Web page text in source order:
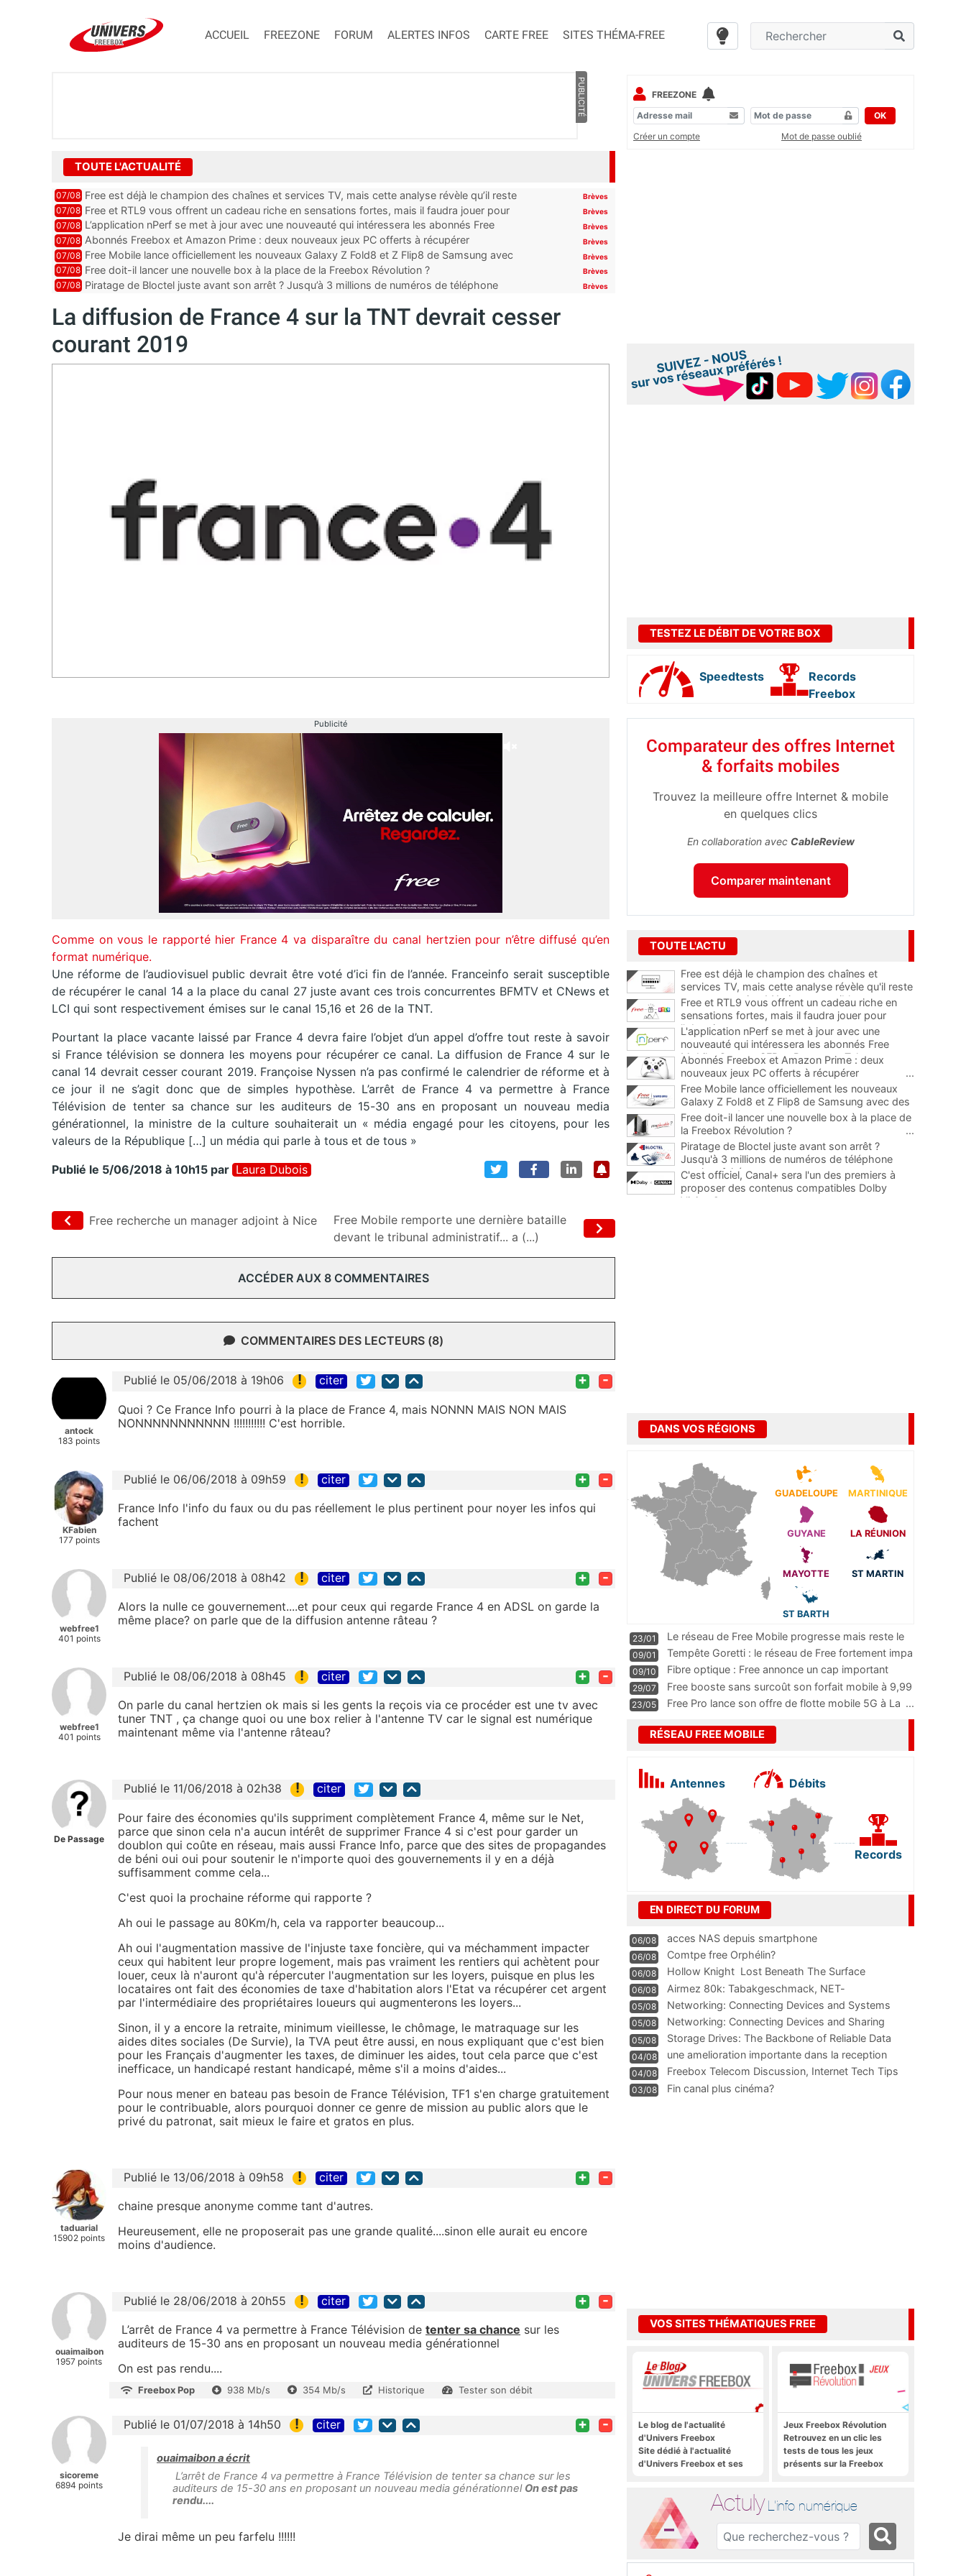
ACCUEIL FREEZONE FORUM ALERTES INFOS CARTE FREE SITES THÉMA-FREE
PUBLICITÉ
TOUTE L'ACTUALITÉ
07/08 Free est déjà le champion des chaînes et services TV, mais cette analyse révèle qu’il reste
encore au moin...
Brèves
07/08 Free et RTL9 vous offrent un cadeau riche en sensations fortes, mais il faudra jouer pour
l’obtenir
Brèves
07/08 L’application nPerf se met à jour avec une nouveauté qui intéressera les abonnés Free
Mobile, Orange, SFR ...
Brèves
07/08 Abonnés Freebox et Amazon Prime : deux nouveaux jeux PC offerts à récupérer Brèves
07/08 Free Mobile lance officiellement les nouveaux Galaxy Z Fold8 et Z Flip8 de Samsung avec
des promos et des cadeaux
Brèves
07/08 Free doit-il lancer une nouvelle box à la place de la Freebox Révolution ? Brèves
07/08 Piratage de Bloctel juste avant son arrêt ? Jusqu’à 3 millions de numéros de téléphone
Brèves
La diffusion de France 4 sur la TNT devrait cesser
courant 2019
Publicité
Comme on vous le rapporté hier France 4 va disparaître du canal hertzien pour n’être diffusé qu’en
format numérique.
Une réforme de l’audiovisuel public devrait être voté d’ici fin de l’année. Franceinfo serait susceptible
de récupérer le canal 14 a la place du canal 27 juste avant ces trois concurrentes BFMTV et CNews et
LCI qui sont respectivement émises sur le canal 15,16 et 26 de la TNT.
Pourtant la place vacante laissé par France 4 devra faire l’objet d’un appel d’offre tout reste à savoir
si France télévision se donnera les moyens pour récupérer ce canal. La diffusion de France 4 sur le
canal 14 devrait cesser courant 2019. Françoise Nyssen n’a pas confirmé le calendrier de réforme et à
ce jour il ne s’agit donc que de simples hypothèse. L’arrêt de France 4 va permettre à France
Télévision de tenter sa chance sur les auditeurs de 15-30 ans en proposant un nouveau media
générationnel, la ministre de la culture souhaiterait un « média engagé pour les citoyens, pour les
valeurs de la République […] un média qui parle à tous et de tous »
Publié le 5/06/2018 à 10h15 par Laura Dubois
Free recherche un manager adjoint à Nice
Free Mobile remporte une dernière bataille
devant le tribunal administratif... a (...)
ACCÉDER AUX 8 COMMENTAIRES
COMMENTAIRES DES LECTEURS (8)
antock
183 points
Publié le 05/06/2018 à 19h06 ! citer + -
Quoi ? Ce France Info pourri à la place de France 4, mais NONNN MAIS NON MAIS
NONNNNNNNNNNN !!!!!!!!!!! C'est horrible.
KFabien
177 points
Publié le 06/06/2018 à 09h59 ! citer + -
France Info l'info du faux ou du pas réellement le plus pertinent pour noyer les infos qui
fachent
webfree1
401 points
Publié le 08/06/2018 à 08h42 ! citer + -
Alors la nulle ce gouvernement....et pour ceux qui regarde France 4 en ADSL on garde la
même place? on parle que de la diffusion antenne râteau ?
webfree1
401 points
Publié le 08/06/2018 à 08h45 ! citer + -
On parle du canal hertzien ok mais si les gents la reçois via ce procéder est une tv avec
tuner TNT , ça change quoi ou une box relier à l'antenne TV car le signal est numérique
maintenant même via l'antenne râteau?
De Passage
Publié le 11/06/2018 à 02h38 ! citer
Pour faire des économies qu'ils suppriment complètement France 4, même sur le Net,
parce que sinon cela n'a aucun intérêt de supprimer France 4 si c'est pour garder un
doublon qui coûte en réseau, mais aussi France Info, parce que des sites de propagandes
de béni oui oui pour soutenir le n'importe quoi des gouvernements il y en a déjà
suffisamment comme cela...
C'est quoi la prochaine réforme qui rapporte ?
Ah oui le passage au 80Km/h, cela va rapporter beaucoup...
Ah oui l'augmentation massive de l'injuste taxe foncière, qui va méchamment impacter
ceux qui habitent leur propre logement, mais pas vraiment les rentiers qui achètent pour
louer, ceux là n'auront qu'à répercuter l'augmentation sur les loyers, puisque en plus les
locataires ont fait des économies de taxe d'habitation alors l'Etat va récupérer cet argent
par l'intermédiaire des propriétaires loueurs qui augmenterons les loyers...
Sinon, il y a encore la retraite, minimum vieillesse, le chômage, le matraquage sur les
aides dites sociales (De Survie), la TVA peut être aussi, en nous expliquant que c'est bien
pour les Français d'augmenter les taxes, de diminuer les aides, tout cela parce que c'est
inefficace, un handicapé restant handicapé, même s'il a moins d'aides...
Pour nous mener en bateau pas besoin de France Télévision, TF1 s'en charge gratuitement
pour le contribuable, alors pourquoi donner ce genre de mission au public alors que le
privé du patronat, sait mieux le faire et gratos en plus.
taduarial
15902 points
Publié le 13/06/2018 à 09h58 ! citer + -
chaine presque anonyme comme tant d'autres.
Heureusement, elle ne proposerait pas une grande qualité....sinon elle aurait eu encore
moins d'audience.
ouaimaibon
1957 points
Publié le 28/06/2018 à 20h55 ! citer + -
L’arrêt de France 4 va permettre à France Télévision de tenter sa chance sur les
auditeurs de 15-30 ans en proposant un nouveau media générationnel
On est pas rendu....
Freebox Pop 938 Mb/s 354 Mb/s Historique Tester son débit
sicoreme
6894 points
Publié le 01/07/2018 à 14h50 ! citer + -
ouaimaibon a écrit
L’arrêt de France 4 va permettre à France Télévision de tenter sa chance sur les
auditeurs de 15-30 ans en proposant un nouveau media générationnel On est pas
rendu....
Je dirai même un peu farfelu !!!!!!
FREEZONE
OK
Créer un compte
Mot de passe oublié
TESTEZ LE DÉBIT DE VOTRE BOX
Speedtests
Records
Freebox
Comparateur des offres Internet
& forfaits mobiles
Trouvez la meilleure offre Internet & mobile
en quelques clics
En collaboration avec CableReview
Comparer maintenant
TOUTE L'ACTU
Free est déjà le champion des chaînes et
services TV, mais cette analyse révèle qu'il reste
encore au moins 141 ajouts possibles
Free et RTL9 vous offrent un cadeau riche en
sensations fortes, mais il faudra jouer pour
l'obtenir
L'application nPerf se met à jour avec une
nouveauté qui intéressera les abonnés Free
Mobile, Orange, SFR et Bouygues Telecom
Abonnés Freebox et Amazon Prime : deux
nouveaux jeux PC offerts à récupérer
...
Free Mobile lance officiellement les nouveaux
Galaxy Z Fold8 et Z Flip8 de Samsung avec des
promos et des cadeaux
...
Free doit-il lancer une nouvelle box à la place de
la Freebox Révolution ?
...
Piratage de Bloctel juste avant son arrêt ?
Jusqu'à 3 millions de numéros de téléphone
auraient fuité
C'est officiel, Canal+ sera l'un des premiers à
proposer des contenus compatibles Dolby
Vision 2
DANS VOS RÉGIONS
GUADELOUPE MARTINIQUE
GUYANE LA RÉUNION
MAYOTTE ST MARTIN
ST BARTH
23/01
Le réseau de Free Mobile progresse mais reste le
m
...
09/01
Tempête Goretti : le réseau de Free fortement impa
09/10
Fibre optique : Free annonce un cap important
pass
...
29/07
Free booste sans surcoût son forfait mobile à 9,99
23/05 Free Pro lance son offre de flotte mobile 5G à La ...
RÉSEAU FREE MOBILE
Antennes Débits
Records
EN DIRECT DU FORUM
06/08 acces NAS depuis smartphone
06/08 Comtpe free Orphélin?
06/08 Hollow Knight  Lost Beneath The Surface
06/08
Airmez 80k: Tabakgeschmack, NET-
Technologie und Leistung im
05/08 Networking: Connecting Devices and Systems
05/08
Networking: Connecting Devices and Sharing
Information
05/08
Storage Drives: The Backbone of Reliable Data
Management
04/08
une amelioration importante dans la reception
WIFI
04/08
Freebox Telecom Discussion, Internet Tech Tips
Communi
03/08 Fin canal plus cinéma?
VOS SITES THÉMATIQUES FREE
Le blog de l'actualité
d'Univers Freebox
Site dédié à l'actualité
d'Univers Freebox et ses
thématiques Actuly, à
Freezone, etc.
Jeux Freebox Révolution
Retrouvez en un clic les
tests de tous les jeux
présents sur la Freebox
Actuly L'info numérique